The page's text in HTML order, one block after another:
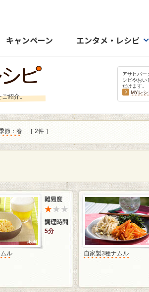
キャンペーン エンタメ・レシピ
ご紹介。
アサヒパー
シピやおい
だけます。
MYレシ
節：春 ［ 2件 ］
5分
ル 自家製3種ナムル